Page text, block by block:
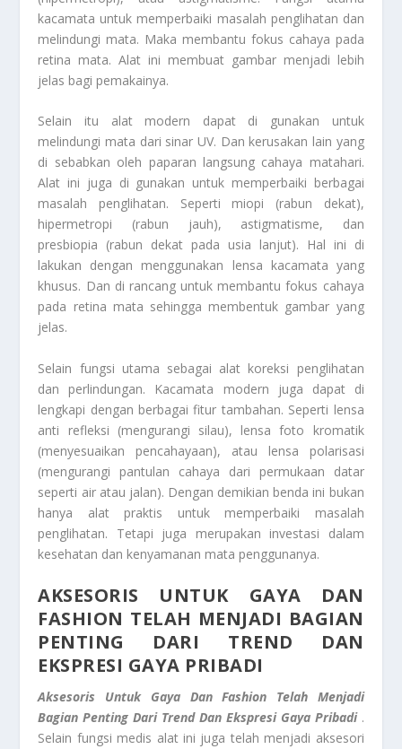
kacamata untuk memperbaiki masalah penglihatan dan
melindungi mata. Maka membantu fokus cahaya pada
retina mata. Alat ini membuat gambar menjadi lebih
jelas bagi pemakainya.
Selain itu alat modern dapat di gunakan untuk
melindungi mata dari sinar UV. Dan kerusakan lain yang
di sebabkan oleh paparan langsung cahaya matahari.
Alat ini juga di gunakan untuk memperbaiki berbagai
masalah penglihatan. Seperti miopi (rabun dekat),
hipermetropi (rabun jauh), astigmatisme, dan
presbiopia (rabun dekat pada usia lanjut). Hal ini di
lakukan dengan menggunakan lensa kacamata yang
khusus. Dan di rancang untuk membantu fokus cahaya
pada retina mata sehingga membentuk gambar yang
jelas.
Selain fungsi utama sebagai alat koreksi penglihatan
dan perlindungan. Kacamata modern juga dapat di
lengkapi dengan berbagai fitur tambahan. Seperti lensa
anti refleksi (mengurangi silau), lensa foto kromatik
(menyesuaikan pencahayaan), atau lensa polarisasi
(mengurangi pantulan cahaya dari permukaan datar
seperti air atau jalan). Dengan demikian benda ini bukan
hanya alat praktis untuk memperbaiki masalah
penglihatan. Tetapi juga merupakan investasi dalam
kesehatan dan kenyamanan mata penggunanya.
AKSESORIS UNTUK GAYA DAN
FASHION TELAH MENJADI BAGIAN
PENTING DARI TREND DAN
EKSPRESI GAYA PRIBADI
Aksesoris Untuk Gaya Dan Fashion Telah Menjadi
Bagian Penting Dari Trend Dan Ekspresi Gaya Pribadi.
Selain fungsi medis alat ini juga telah menjadi aksesori